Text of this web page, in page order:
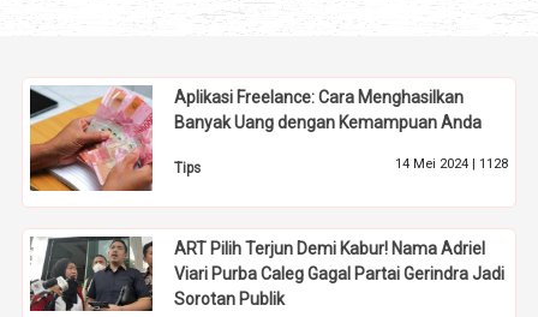
Aplikasi Freelance: Cara Menghasilkan
Banyak Uang dengan Kemampuan Anda
Tips 14 Mei 2024 | 1128
ART Pilih Terjun Demi Kabur! Nama Adriel
Viari Purba Caleg Gagal Partai Gerindra Jadi
Sorotan Publik